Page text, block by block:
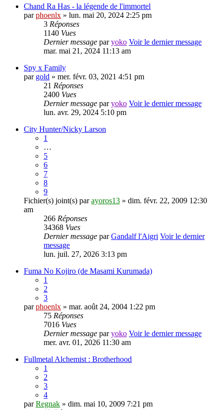
Chand Ra Has - la légende de l'immortel
parphoenlx » lun. mai 20, 2024 2:25 pm
3 Réponses
1140 Vues
Dernier message paryoko Voir le dernier message
mar. mai 21, 2024 11:13 am
Spy x Family
par gold » mer. févr. 03, 2021 4:51 pm
21 Réponses
2400 Vues
Dernier message paryoko Voir le dernier message
lun. avr. 29, 2024 5:10 pm
City Hunter/Nicky Larson
1
…
5
6
7
8
9
Fichier(s) joint(s) parayoros13 » dim. févr. 22, 2009 12:30
am
266 Réponses
34368 Vues
Dernier message parGandalf l'Aigri Voir le dernier
message
lun. juil. 27, 2026 3:13 pm
Fuma No Kojiro (de Masami Kurumada)
1
2
3
parphoenlx » mar. août 24, 2004 1:22 pm
75 Réponses
7016 Vues
Dernier message paryoko Voir le dernier message
mer. avr. 01, 2026 11:30 am
Fullmetal Alchemist : Brotherhood
1
2
3
4
parRegnak » dim. mai 10, 2009 7:21 pm